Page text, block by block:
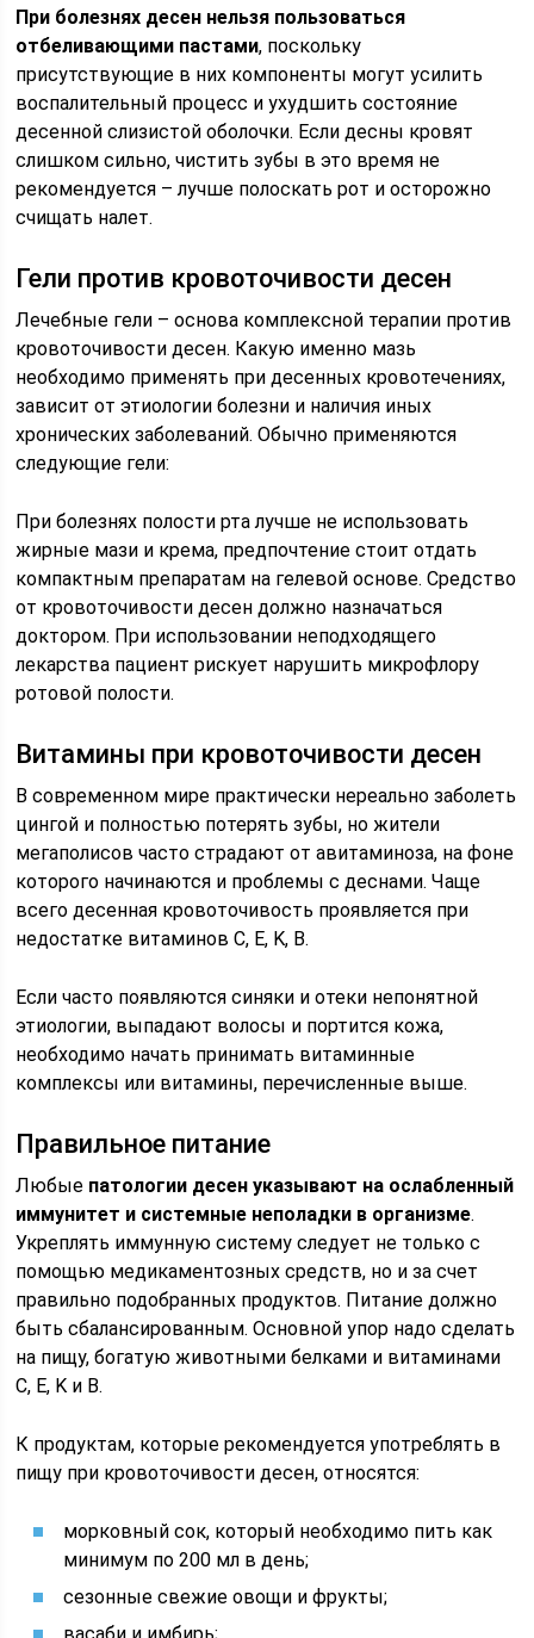
При болезнях десен нельзя пользоваться
отбеливающими пастами, поскольку
присутствующие в них компоненты могут усилить
воспалительный процесс и ухудшить состояние
десенной слизистой оболочки. Если десны кровят
слишком сильно, чистить зубы в это время не
рекомендуется – лучше полоскать рот и осторожно
счищать налет.
Гели против кровоточивости десен
Лечебные гели – основа комплексной терапии против
кровоточивости десен. Какую именно мазь
необходимо применять при десенных кровотечениях,
зависит от этиологии болезни и наличия иных
хронических заболеваний. Обычно применяются
следующие гели:
При болезнях полости рта лучше не использовать
жирные мази и крема, предпочтение стоит отдать
компактным препаратам на гелевой основе. Средство
от кровоточивости десен должно назначаться
доктором. При использовании неподходящего
лекарства пациент рискует нарушить микрофлору
ротовой полости.
Витамины при кровоточивости десен
В современном мире практически нереально заболеть
цингой и полностью потерять зубы, но жители
мегаполисов часто страдают от авитаминоза, на фоне
которого начинаются и проблемы с деснами. Чаще
всего десенная кровоточивость проявляется при
недостатке витаминов C, E, K, B.
Если часто появляются синяки и отеки непонятной
этиологии, выпадают волосы и портится кожа,
необходимо начать принимать витаминные
комплексы или витамины, перечисленные выше.
Правильное питание
Любые патологии десен указывают на ослабленный
иммунитет и системные неполадки в организме.
Укреплять иммунную систему следует не только с
помощью медикаментозных средств, но и за счет
правильно подобранных продуктов. Питание должно
быть сбалансированным. Основной упор надо сделать
на пищу, богатую животными белками и витаминами
C, E, K и B.
К продуктам, которые рекомендуется употреблять в
пищу при кровоточивости десен, относятся:
морковный сок, который необходимо пить как
минимум по 200 мл в день;
сезонные свежие овощи и фрукты;